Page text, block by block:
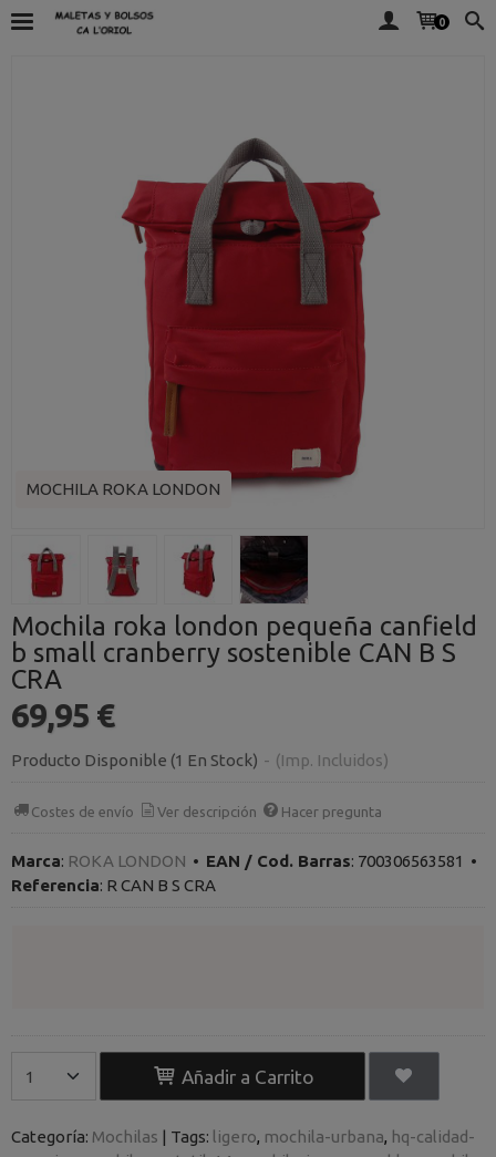
0
MOCHILA ROKA LONDON
Mochila roka london pequeña canfield
b small cranberry sostenible CAN B S
CRA
69,95 €
Producto Disponible (1 En Stock) - (Imp. Incluidos)
Costes de envío Ver descripción Hacer pregunta
Marca: ROKA LONDON • EAN / Cod. Barras: 700306563581 •
Referencia: R CAN B S CRA
Añadir a Carrito
Categoría: Mochilas | Tags: ligero mochila-urbana hq-calidad-